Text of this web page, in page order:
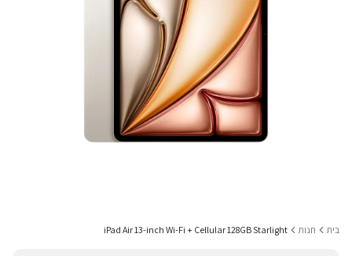
בית חנות iPad Air 13-inch Wi-Fi + Cellular 128GB Starlight